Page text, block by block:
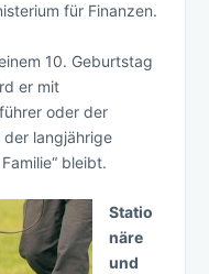
für Finanzen.
10. Geburtstag
er mit
oder der
langjährige
bleibt.
Statio
näre
und